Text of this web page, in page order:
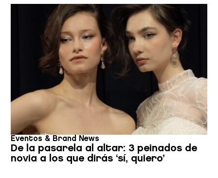
Eventos & Brand News
De la pasarela al altar: 3 peinados de
novia a los que dirás ‘sí, quiero’